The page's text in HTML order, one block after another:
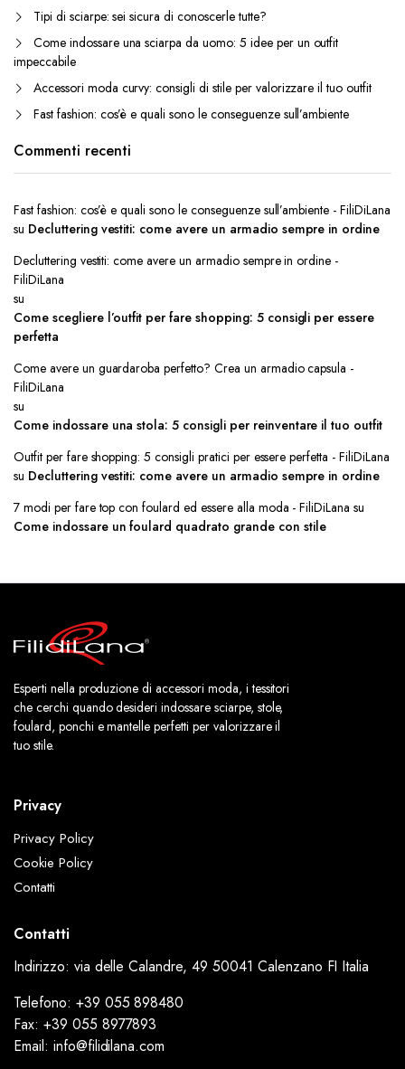
Tipi di sciarpe: sei sicura di conoscerle tutte?
Come indossare una sciarpa da uomo: 5 idee per un outfit
impeccabile
Accessori moda curvy: consigli di stile per valorizzare il tuo outfit
Fast fashion: cos’è e quali sono le conseguenze sull’ambiente
Commenti recenti
Fast fashion: cos’è e quali sono le conseguenze sull’ambiente - FiliDiLana
su Decluttering vestiti: come avere un armadio sempre in ordine
Decluttering vestiti: come avere un armadio sempre in ordine -
FiliDiLana
su
Come scegliere l’outfit per fare shopping: 5 consigli per essere
perfetta
Come avere un guardaroba perfetto? Crea un armadio capsula -
FiliDiLana
su
Come indossare una stola: 5 consigli per reinventare il tuo outfit
Outfit per fare shopping: 5 consigli pratici per essere perfetta - FiliDiLana
su Decluttering vestiti: come avere un armadio sempre in ordine
7 modi per fare top con foulard ed essere alla moda - FiliDiLana su
Come indossare un foulard quadrato grande con stile
Esperti nella produzione di accessori moda, i tessitori
che cerchi quando desideri indossare sciarpe, stole,
foulard, ponchi e mantelle perfetti per valorizzare il
tuo stile.
Privacy
Privacy Policy
Cookie Policy
Contatti
Contatti
Indirizzo: via delle Calandre, 49 50041 Calenzano FI Italia
Telefono: +39 055 898480
Fax: +39 055 8977893
Email: info@filidilana.com